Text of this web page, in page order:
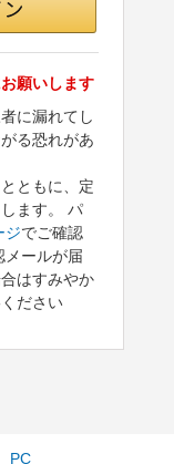
願いします
に漏れてし
る恐れがあ
ともに、定
ます。 パ
ジでご確認
メールが届
はすみやか
ださい
PC